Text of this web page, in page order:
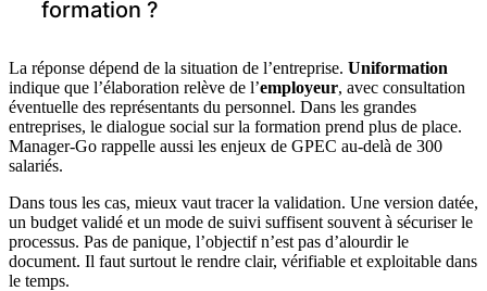
formation ?
La réponse dépend de la situation de l’entreprise. Uniformation
indique que l’élaboration relève de l’employeur, avec consultation
éventuelle des représentants du personnel. Dans les grandes
entreprises, le dialogue social sur la formation prend plus de place.
Manager-Go rappelle aussi les enjeux de GPEC au-delà de 300
salariés.
Dans tous les cas, mieux vaut tracer la validation. Une version datée,
un budget validé et un mode de suivi suffisent souvent à sécuriser le
processus. Pas de panique, l’objectif n’est pas d’alourdir le
document. Il faut surtout le rendre clair, vérifiable et exploitable dans
le temps.